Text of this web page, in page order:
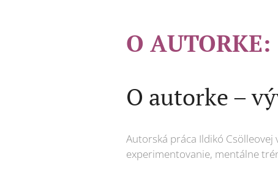
O AUTORKE:
O autorke –
Autorská práca Ildikó
experimentovanie, mentálne